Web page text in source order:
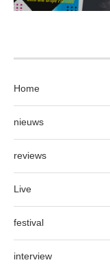
Home
nieuws
reviews
Live
festival
interview